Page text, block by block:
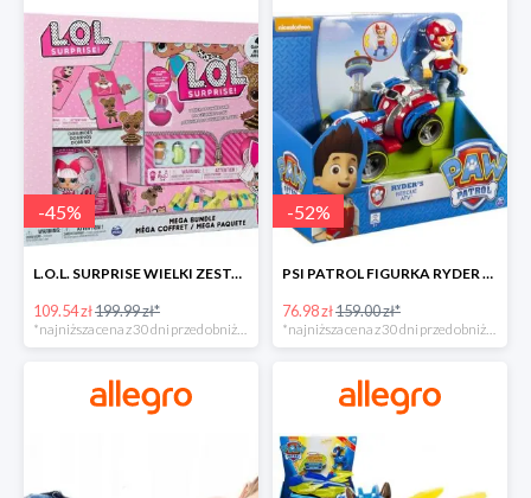
-45%
L.O.L. SURPRISE WIELKI ZESTAW NIESPODZIANKA 4 GRY -45%
109.54 zł199.99 zł*
-52%
PSI PATROL FIGURKA RYDER + QUAD POJAZD RATUNKOWY -51%
76.98 zł159.00 zł*